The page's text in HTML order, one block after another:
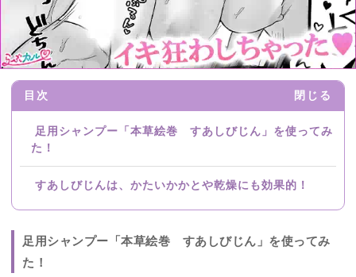
目次 閉じる
足用シャンプー「本草絵巻 すあしびじん」を使ってみ
た！
すあしびじんは、かたいかかとや乾燥にも効果的！
足用シャンプー「本草絵巻 すあしびじん」を使ってみ
た！